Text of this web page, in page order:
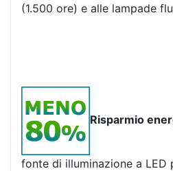
(1.500 ore) e alle lampade
Risparmio
fonte di illuminazione a LED